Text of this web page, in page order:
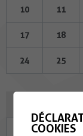
10 11
17 18
24 25
Ma
COOKIES